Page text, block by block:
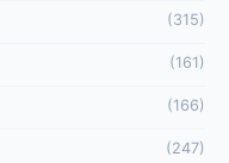
(315)
(161)
(166)
(247)